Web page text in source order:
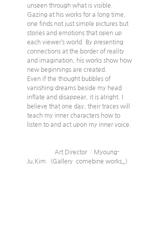
unseen through what is visible.
Gazing at his works for a long time,
one finds not just simple pictures but
stories and emotions that open up
each viewer’s world. By presenting
connections at the border of reality
and imagination, his works show how
new beginnings are created.
Even if the thought bubbles of
vanishing dreams beside my head
inflate and disappear, it is alright. I
believe that one day, their traces will
teach my inner characters how to
listen to and act upon my inner voice.
Ju,Kim   (Gallery  comebine works_)